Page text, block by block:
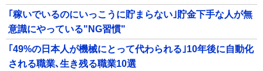
｢稼いでいるのにいっこうに貯まらない｣貯金下手な人が無
意識にやっている"NG習慣"
｢49%の日本人が機械にとって代わられる｣10年後に自動化
される職業､生き残る職業10選